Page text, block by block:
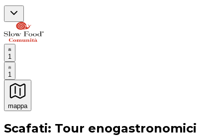
1
1
mappa
Esperienze culinarie indimenticabili: Esperienze
Scafati: Tour enogastronomici